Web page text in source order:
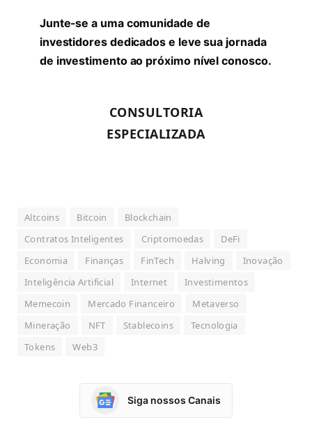
Junte-se a uma comunidade de
investidores dedicados e leve sua jornada
de investimento ao próximo nível conosco.
CONSULTORIA
ESPECIALIZADA
Altcoins Bitcoin
Blockchain
Contratos Inteligentes
Criptomoedas
DeFi
Economia
Finanças FinTech Halving
Inovação
Inteligência Artificial
Internet
Investimentos
Memecoin
Mercado Financeiro
Metaverso
Mineração
NFT Stablecoins
Tecnologia
Tokens
Web3
Siga nossos Canais